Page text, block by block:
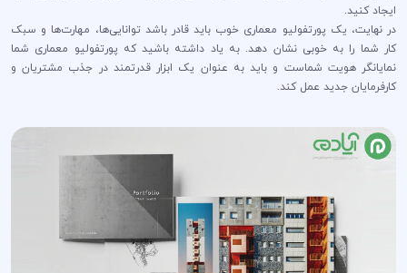
ایجاد کنید.
در نهایت، یک پورتفولیو معماری خوب باید قادر باشد توانایی‌ها، مهارت‌ها و سبک
کار شما را به خوبی نشان دهد. به یاد داشته باشید که پورتفولیو معماری شما
نمایانگر هویت شماست و باید به عنوان یک ابزار قدرتمند در جذب مشتریان و
کارفرمایان جدید عمل کند.